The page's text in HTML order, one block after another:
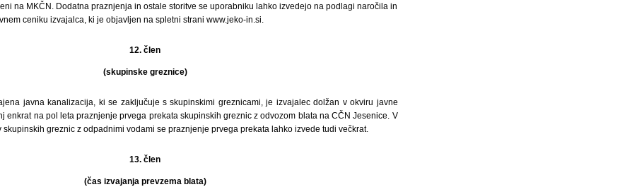
na MKČN. Dodatna praznjenja in ostale storitve se uporabniku lahko izvedejo na podlagi naročila in
ceniku izvajalca, ki je objavljen na spletni strani www.jeko-in.si.
12. člen
(skupinske greznice)
javna kanalizacija, ki se zaključuje s skupinskimi greznicami, je izvajalec dolžan v okviru javne
enkrat na pol leta praznjenje prvega prekata skupinskih greznic z odvozom blata na CČN Jesenice. V
greznic z odpadnimi vodami se praznjenje prvega prekata lahko izvede tudi večkrat.
13. člen
(čas izvajanja prevzema blata)